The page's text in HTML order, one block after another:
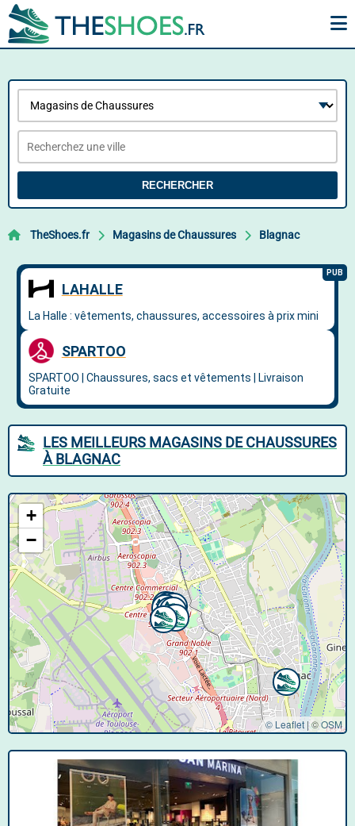
RECHERCHER
TheShoes.fr Magasins de Chaussures Blagnac
LES MEILLEURS MAGASINS DE CHAUSSURES
À BLAGNAC
+
−
© Leaflet |©OSM